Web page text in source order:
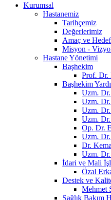
Kurumsal
Hastanemiz
Tarihçemiz
Değerlerimiz
Amaç ve
Misyon -
Hastane Yönetimi
Başhekim
Prof. Dr.
Başhekim
Uzm.
Uzm.
Uzm.
Uzm.
Op. Dr.
Uzm.
Dr.
Uzm.
İdari ve Mali
Özal
Destek ve
Mehmet
Sağlık Bakım